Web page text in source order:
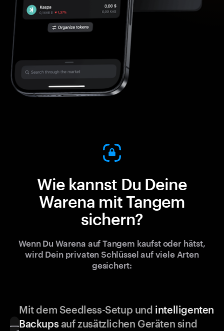
Wie kannst Du Deine
Warena mit Tangem
sichern?
Wenn Du Warena auf Tangem kaufst oder hätst,
wird Dein privaten Schlüssel auf viele Arten
gesichert:
Mit dem Seedless-Setup und intelligenten
Backupsauf zusätzlichen Geräten sind